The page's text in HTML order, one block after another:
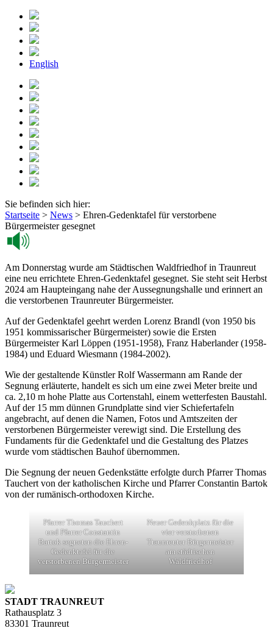
English
Sie befinden sich hier:
Startseite > News > Ehren-Gedenktafel für verstorbene
Bürgermeister gesegnet
Am Donnerstag wurde am Städtischen Waldfriedhof in Traunreut
eine neu errichtete Ehren-Gedenktafel gesegnet. Sie steht seit Herbst
2024 am Haupteingang nahe der Aussegnungshalle und erinnert an
die verstorbenen Traunreuter Bürgermeister.
Auf der Gedenktafel geehrt werden Lorenz Brandl (von 1950 bis
1951 kommissarischer Bürgermeister) sowie die Ersten
Bürgermeister Karl Löppen (1951-1958), Franz Haberlander (1958-
1984) und Eduard Wiesmann (1984-2002).
Wie der gestaltende Künstler Rolf Wassermann am Rande der
Segnung erläuterte, handelt es sich um eine zwei Meter breite und
ca. 2,10 m hohe Platte aus Cortenstahl, einem wetterfesten Baustahl.
Auf der 15 mm dünnen Grundplatte sind vier Schiefertafeln
angebracht, auf denen die Namen, Fotos und Amtszeiten der
verstorbenen Bürgermeister verewigt sind. Die Erstellung des
Fundaments für die Gedenktafel und die Gestaltung des Platzes
wurde vom städtischen Bauhof übernommen.
Die Segnung der neuen Gedenkstätte erfolgte durch Pfarrer Thomas
Tauchert von der katholischen Kirche und Pfarrer Constantin Bartok
von der rumänisch-orthodoxen Kirche.
Pfarrer Thomas Tauchert
und Pfarrer Constantin
Bartok segneten die Ehren-
Gedenktafel für die
verstorbenen Bürgermeister
Neuer Gedenkplatz für die
vier verstorbenen
Traunreuter Bürgermeister
am städtischen
Waldfriedhof
STADT TRAUNREUT
Rathausplatz 3
83301 Traunreut